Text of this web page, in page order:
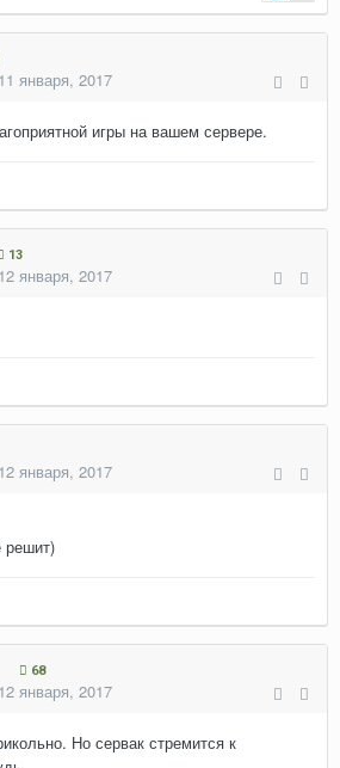
11 января, 2017
игры на вашем сервере.
13
12 января, 2017
12 января, 2017
решит)
68
12 января, 2017
Но сервак стремится к